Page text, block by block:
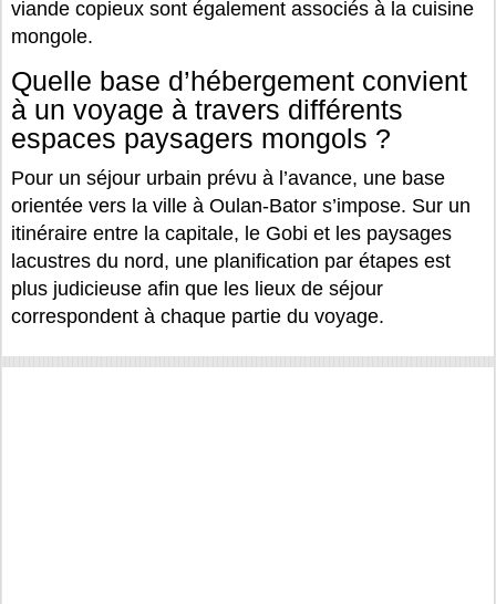
viande copieux sont également associés à la cuisine
mongole.
Quelle base d’hébergement convient
à un voyage à travers différents
espaces paysagers mongols ?
Pour un séjour urbain prévu à l’avance, une base
orientée vers la ville à Oulan-Bator s’impose. Sur un
itinéraire entre la capitale, le Gobi et les paysages
lacustres du nord, une planification par étapes est
plus judicieuse afin que les lieux de séjour
correspondent à chaque partie du voyage.